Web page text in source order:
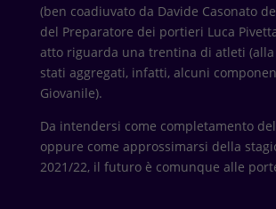
(ben coadiuvato da Davide Casonato
del Preparatore dei portieri Luca
atto riguarda una trentina di atleti (alla
stati aggregati, infatti, alcuni
Giovanile).
Da intendersi come completamento del
oppure come approssimarsi della
2021/22, il futuro è comunque alle